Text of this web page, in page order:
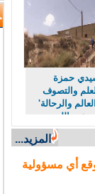
حمزة
والتصوف
والرحالة'
الله
المزيد...
أي مسؤولية